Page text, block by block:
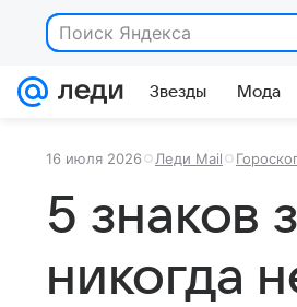
Поиск Яндекса
Звезды Мода
16 июля 2026 Леди Mail
5 знаков
никогда